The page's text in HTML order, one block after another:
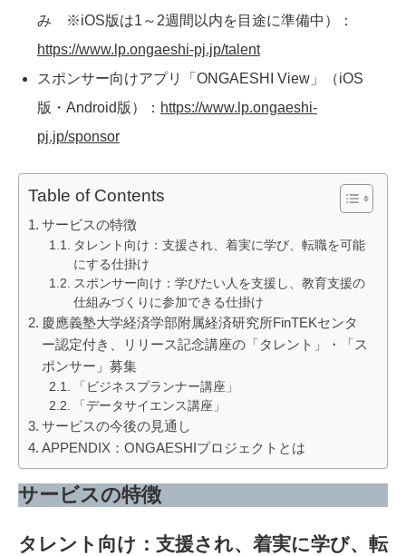
み ※iOS版は1～2週間以内を目途に準備中）：
https://www.lp.ongaeshi-pj.jp/talent
スポンサー向けアプリ「ONGAESHI View」（iOS
版・Android版）： https://www.lp.ongaeshi-
pj.jp/sponsor
Table of Contents
サービスの特徴
タレント向け：支援され、着実に学び、転職を可能
にする仕掛け
スポンサー向け：学びたい人を支援し、教育支援の
仕組みづくりに参加できる仕掛け
慶應義塾大学経済学部附属経済研究所FinTEKセンタ
ー認定付き、リリース記念講座の「タレント」・「ス
ポンサー」募集
「ビジネスプランナー講座」
「データサイエンス講座」
サービスの今後の見通し
APPENDIX：ONGAESHIプロジェクトとは
サービスの特徴
タレント向け：支援され、着実に学び、転